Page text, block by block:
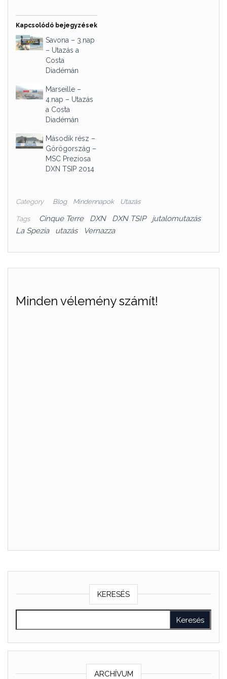
Kapcsolódó bejegyzések
Savona – 3.nap
– Utazás a
Costa
Diadémán
Marseille –
4.nap – Utazás
a Costa
Diadémán
Második rész –
Görögország –
MSC Preziosa
DXN TSIP 2014
Category Blog Mindennapok Utazás
Tags Cinque Terre DXN DXN TSIP
jutalomutazás
La Spezia
utazás Vernazza
Minden vélemény számít!
KERESÉS
ARCHÍVUM